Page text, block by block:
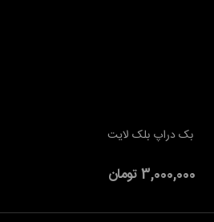
به سبد خرید
بک دراپ بلک لایت
3,000,000 تومان